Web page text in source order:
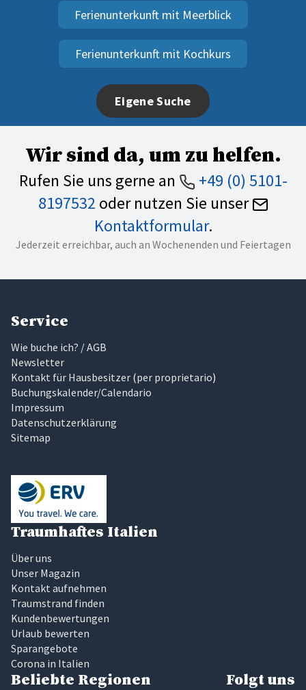
Ferienunterkunft mit Meerblick
Ferienunterkunft mit Kochkurs
Eigene Suche
Wir sind da, um zu helfen.
Rufen Sie uns gerne an
+49 (0) 5101-
8197532 oder nutzen Sie unser
Kontaktformular.
Jederzeit erreichbar, auch an Wochenenden und Feiertagen
Service
Wie buche ich? / AGB
Newsletter
Kontakt für Hausbesitzer (per proprietario)
Buchungskalender/Calendario
Impressum
Datenschutzerklärung
Sitemap
Traumhaftes Italien
Über uns
Unser Magazin
Kontakt aufnehmen
Traumstrand finden
Kundenbewertungen
Urlaub bewerten
Sparangebote
Corona in Italien
Beliebte Regionen Folgt uns